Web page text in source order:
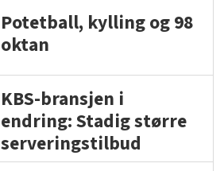
Potetball, kylling og 98
oktan
KBS-bransjen i
endring: Stadig større
serveringstilbud